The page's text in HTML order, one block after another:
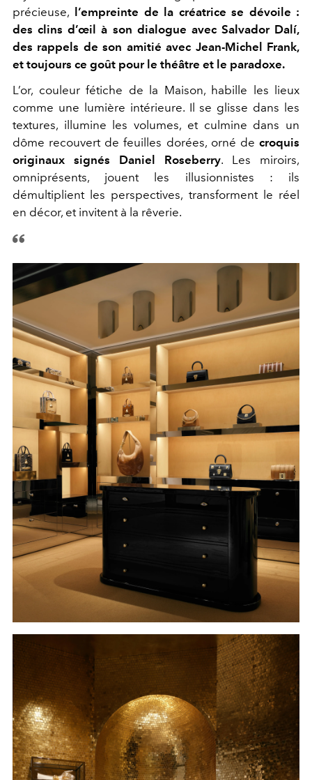
précieuse, l’empreinte de la créatrice se dévoile :
des clins d’œil à son dialogue avec Salvador Dalí,
des rappels de son amitié avec Jean-Michel Frank,
et toujours ce goût pour le théâtre et le paradoxe.
L’or, couleur fétiche de la Maison, habille les lieux
comme une lumière intérieure. Il se glisse dans les
textures, illumine les volumes, et culmine dans un
dôme recouvert de feuilles dorées, orné de croquis
originaux signés Daniel Roseberry. Les miroirs,
omniprésents, jouent les illusionnistes : ils
démultiplient les perspectives, transforment le réel
en décor, et invitent à la rêverie.